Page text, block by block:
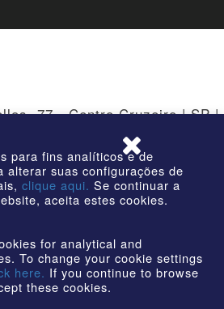
77 - Centro Cruzeiro | SP |
reservados
para fins analíticos e de
alterar suas configurações de
clique aqui. Se continuar a
aceita estes cookies.
for analytical and
To change your cookie settings
here. If you continue to browse
these cookies.